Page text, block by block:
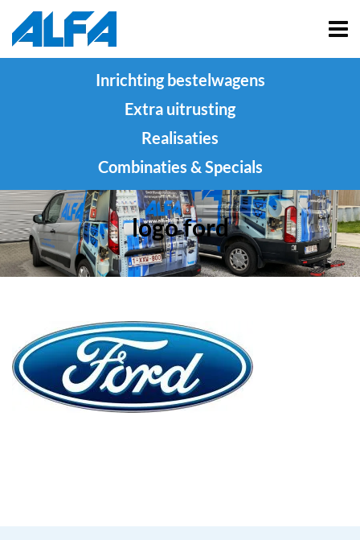
Inrichting bestelwagens
Extra uitrusting
Realisaties
Combinaties & Specials
logo ford